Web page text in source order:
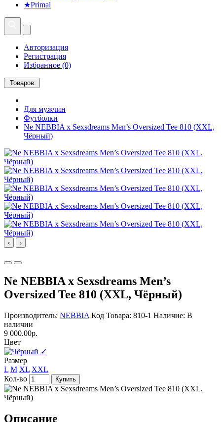
★Primal
Авторизация
Регистрация
Избранное (0)
Товаров:
Для мужчин
Футболки
Ne NEBBIA x Sexsdreams Men’s Oversized Tee 810 (XXL,
Чёрный)
‹ ›
Ne NEBBIA x Sexsdreams Men’s
Oversized Tee 810 (XXL, Чёрный)
Производитель: NEBBIA Код Товара: 810-1 Наличие: В
наличии
9 000.00р.
Цвет
✓
Размер
L M XL XXL
Кол-во
Купить
Описание